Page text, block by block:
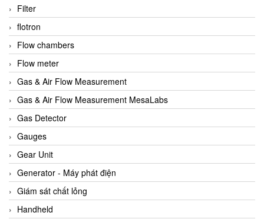
APLISENS VietNam
Apollo Fire
Appleton
AQ Matic
Aqualabo Vietnam
Aquametro
ARCA Regler
Arcos Hydraulik
Ardetem-Sfere-Vietnam
Argal
AS ENERGI
ASCO CO2
Filter
flotron
Flow chambers
Flow meter
Gas & Air Flow Measurement
Gas & Air Flow Measurement MesaLabs
Gas Detector
Gauges
Gear Unit
Generator - Máy phát điện
Giám sát chất lỏng
Handheld